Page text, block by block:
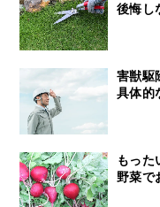
後悔し
害獣駆
具体的
もった
野菜で